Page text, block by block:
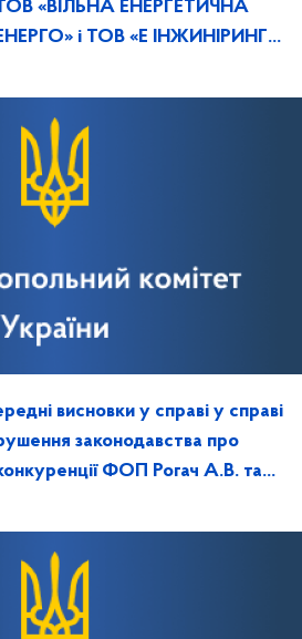
«ВІЛЬНА ЕНЕРГЕТИЧНА
і ТОВ «Е ІНЖИНІРИНГ»,
висновки у справі у справі
законодавства про
ФОП Рогач А.В. та